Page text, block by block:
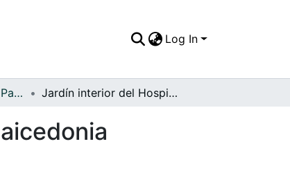
Log In
APFFVC - Interiores - Patrimonial Jardín interior del Hospital General Santander de caicedonia